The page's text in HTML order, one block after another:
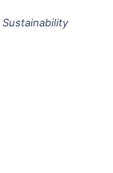
Sustainability